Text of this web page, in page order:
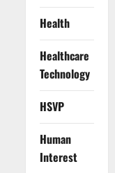
Health
Healthcare
Technology
HSVP
Human
Interest